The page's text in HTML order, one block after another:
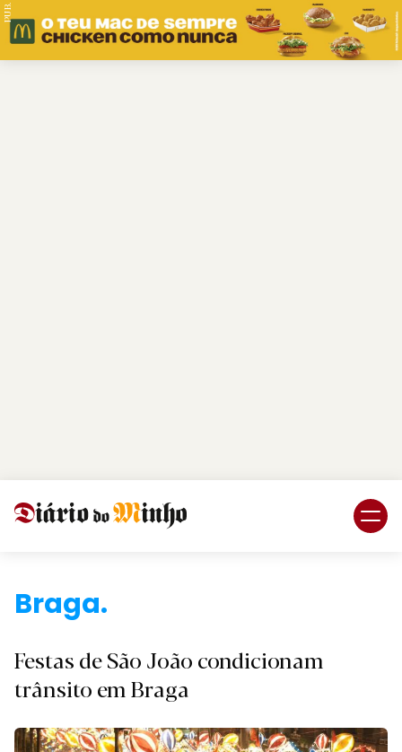
PUB.
Festas de São João condicionam
trânsito em Braga